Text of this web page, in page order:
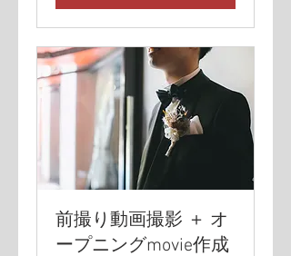
前撮り動画撮影 ＋ オ
ープニングmovie作成